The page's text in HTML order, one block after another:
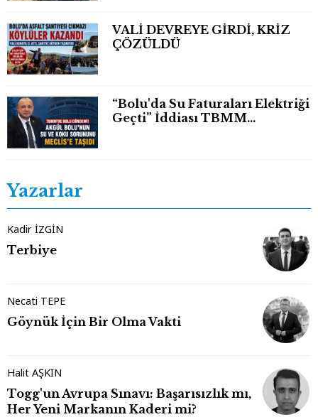
VALİ DEVREYE GİRDİ, KRİZ
ÇÖZÜLDÜ
“Bolu'da Su Faturaları Elektriği
Geçti” İddiası TBMM
Yazarlar
Kadir İZGİN
Terbiye
Necati TEPE
Göynük İçin Bir Olma Vakti
Halit AŞKIN
Togg'un Avrupa Sınavı: Başarısızlık mı,
Her Yeni Markanın Kaderi mi?